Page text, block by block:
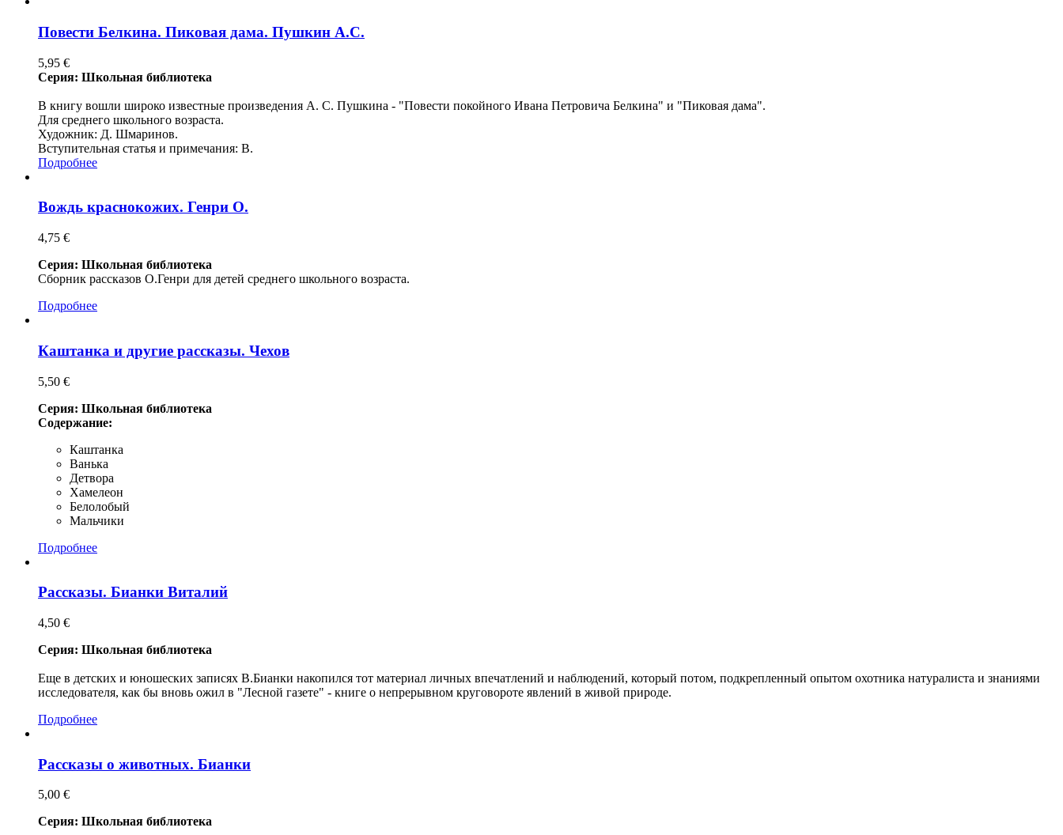
Повести Белкина. Пиковая дама. Пушкин А.С.
5,95 €
Серия: Школьная библиотека
В книгу вошли широко известные произведения А. С. Пушкина - "Повести покойного Ивана Петровича Белкина" и "Пиковая дама".
Для среднего школьного возраста.
Художник: Д. Шмаринов.
Вступительная статья и примечания: В.
Подробнее
Вождь краснокожих. Генри О.
4,75 €
Серия: Школьная библиотека
Сборник рассказов О.Генри для детей среднего школьного возраста.
Подробнее
Каштанка и другие рассказы. Чехов
5,50 €
Серия: Школьная библиотека
Содержание:
Каштанка
Ванька
Детвора
Хамелеон
Белолобый
Мальчики
Подробнее
Рассказы. Бианки Виталий
4,50 €
Серия: Школьная библиотека
Еще в детских и юношеских записях В.Бианки накопился тот материал личных впечатлений и наблюдений, который потом, подкрепленный опытом охотника натуралиста и знаниями
исследователя, как бы вновь ожил в "Лесной газете" - книге о непрерывном круговороте явлений в живой природе.
Подробнее
Рассказы о животных. Бианки
5,00 €
Серия: Школьная библиотека